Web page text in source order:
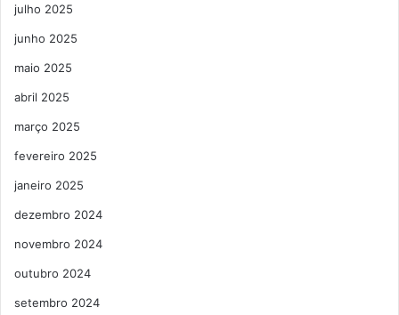
julho 2025
junho 2025
maio 2025
abril 2025
março 2025
fevereiro 2025
janeiro 2025
dezembro 2024
novembro 2024
outubro 2024
setembro 2024